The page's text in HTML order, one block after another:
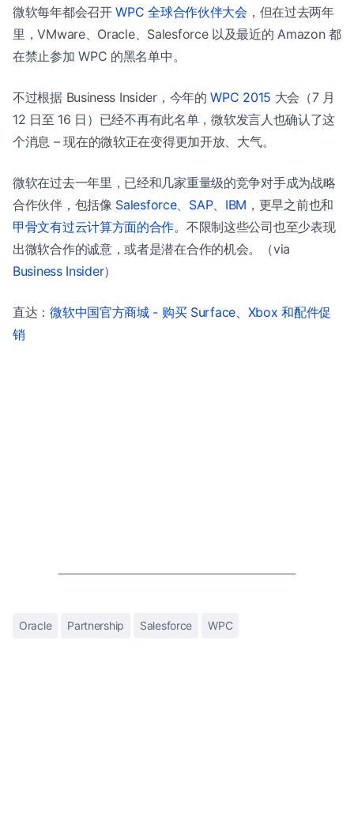
微软每年都会召开WPC 全球合作伙伴大会 ，但在过去两年
里，VMware、Oracle、Salesforce 以及最近的 Amazon 都
在禁止参加 WPC 的黑名单中。
不过根据 Business Insider，今年的WPC 2015 大会（7 月
12 日至 16 日）已经不再有此名单，微软发言人也确认了这
个消息 – 现在的微软正在变得更加开放、大气。
微软在过去一年里，已经和几家重量级的竞争对手成为战略
合作伙伴，包括像 Salesforce、 SAP、 IBM ，更早之前也和
甲骨文有过云计算方面的合作。不限制这些公司也至少表现
出微软合作的诚意，或者是潜在合作的机会。（via
Business Insider）
直达：微软中国官方商城 - 购买 Surface、Xbox 和配件促
销
Oracle Partnership Salesforce WPC